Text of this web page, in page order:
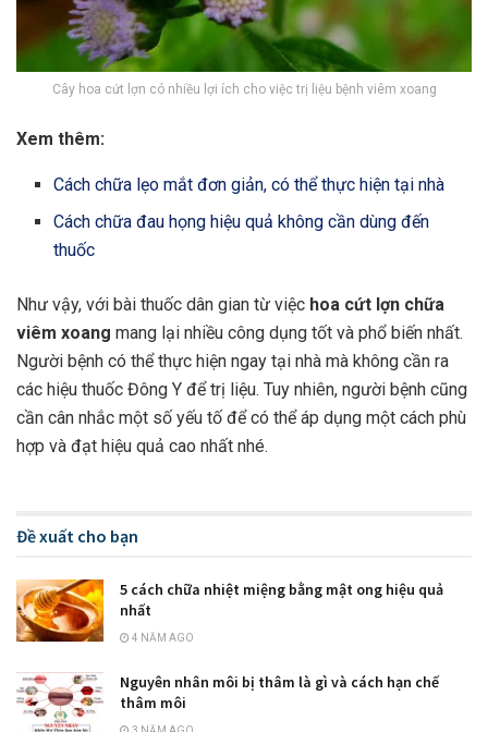
Cây hoa cứt lợn có nhiều lợi ích cho việc trị liệu bệnh viêm xoang
Xem thêm:
Cách chữa lẹo mắt đơn giản, có thể thực hiện tại nhà
Cách chữa đau họng hiệu quả không cần dùng đến
thuốc
Như vậy, với bài thuốc dân gian từ việc hoa cứt lợn chữa
viêm xoang mang lại nhiều công dụng tốt và phổ biến nhất.
Người bệnh có thể thực hiện ngay tại nhà mà không cần ra
các hiệu thuốc Đông Y để trị liệu. Tuy nhiên, người bệnh cũng
cần cân nhắc một số yếu tố để có thể áp dụng một cách phù
hợp và đạt hiệu quả cao nhất nhé.
Đề xuất cho bạn
5 cách chữa nhiệt miệng bằng mật ong hiệu quả
nhất
4 NĂM AGO
Nguyên nhân môi bị thâm là gì và cách hạn chế
thâm môi